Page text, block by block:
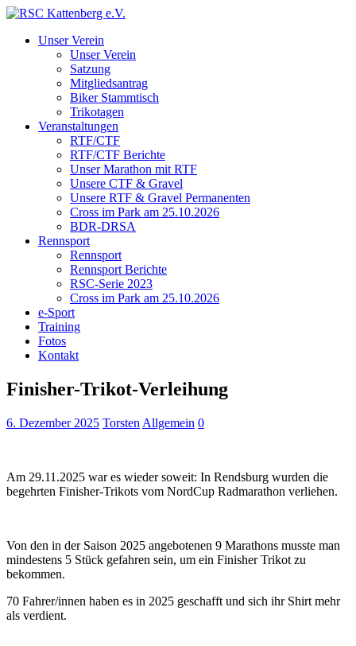
Unser Verein
Unser Verein
Satzung
Mitgliedsantrag
Biker Stammtisch
Trikotagen
Veranstaltungen
RTF/CTF
RTF/CTF Berichte
Unser Marathon mit RTF
Unsere CTF & Gravel
Unsere RTF & Gravel Permanenten
Cross im Park am 25.10.2026
BDR-DRSA
Rennsport
Rennsport
Rennsport Berichte
RSC-Serie 2023
Cross im Park am 25.10.2026
e-Sport
Training
Fotos
Kontakt
Finisher-Trikot-Verleihung
6. Dezember 2025 Torsten Allgemein 0
Am 29.11.2025 war es wieder soweit: In Rendsburg wurden die
begehrten Finisher-Trikots vom NordCup Radmarathon verliehen.
Von den in der Saison 2025 angebotenen 9 Marathons musste man
mindestens 5 Stück gefahren sein, um ein Finisher Trikot zu
bekommen.
70 Fahrer/innen haben es in 2025 geschafft und sich ihr Shirt mehr
als verdient.